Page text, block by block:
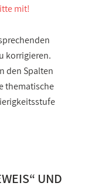
mit!
korrigieren.
den Spalten
thematische
“ UND